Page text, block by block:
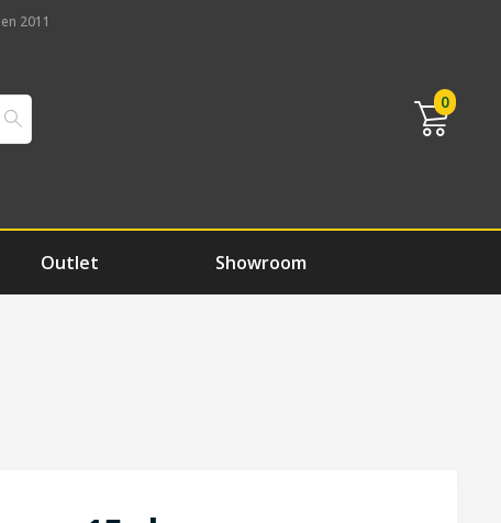
2011
0
Outlet Showroom